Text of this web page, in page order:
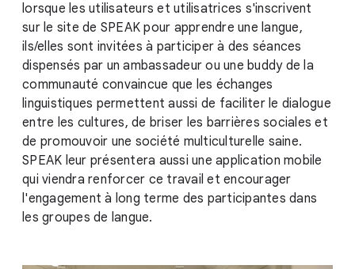
lorsque les utilisateurs et utilisatrices s'inscrivent
sur le site de SPEAK pour apprendre une langue,
ils/elles sont invitées à participer à des séances
dispensés par un ambassadeur ou une buddy de la
communauté convaincue que les échanges
linguistiques permettent aussi de faciliter le dialogue
entre les cultures, de briser les barrières sociales et
de promouvoir une société multiculturelle saine.
SPEAK leur présentera aussi une application mobile
qui viendra renforcer ce travail et encourager
l'engagement à long terme des participantes dans
les groupes de langue.